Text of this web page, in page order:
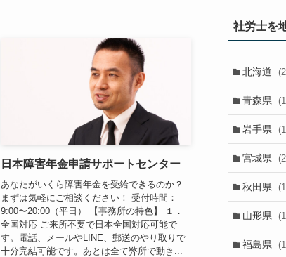
日本障害年金申請サポートセンター
あなたがいくら障害年金を受給できるのか？
まずは気軽にご相談ください！ 受付時間：
9:00〜20:00（平日） 【事務所の特色】 １．
全国対応 ご来所不要で日本全国対応可能で
す。電話、メールやLINE、郵送のやり取りで
十分完結可能です。あとは全て弊所で動き...
社労士を
北海道
青森県
岩手県
宮城県
秋田県
山形県
福島県